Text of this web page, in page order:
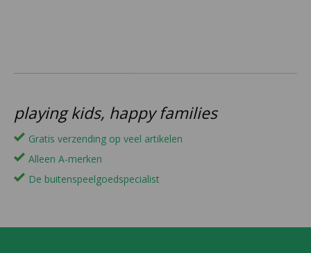
playing kids, happy families
Gratis verzending op veel artikelen
Alleen A-merken
De buitenspeelgoedspecialist